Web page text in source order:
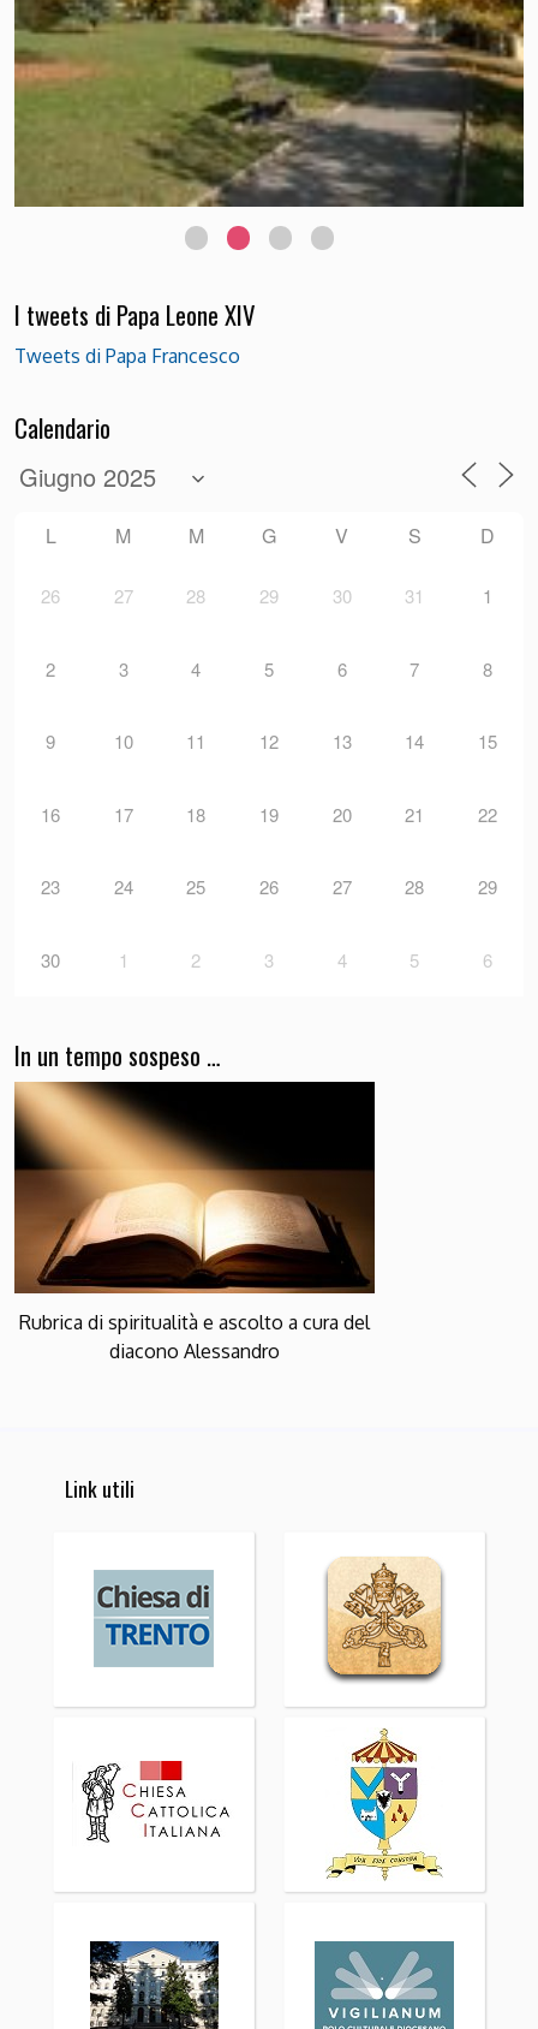
I tweets di Papa Leone XIV
Tweets di Papa Francesco
Calendario
L M M G V S D
26 27 28 29 30 31 1
2 3 4 5 6 7 8
9 10 11 12 13 14 15
16 17 18 19 20 21 22
23 24 25 26 27 28 29
30 1 2 3 4 5 6
In un tempo sospeso …
Rubrica di spiritualità e ascolto a cura del
diacono Alessandro
Link utili